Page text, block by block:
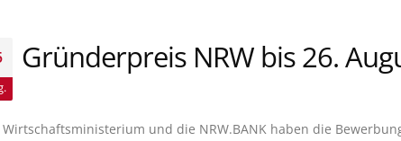
Gründerpreis NRW bis 26.
Wirtschaftsministerium und die NRW.BANK haben die